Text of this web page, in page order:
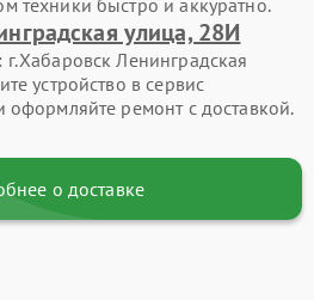
техники быстро и аккуратно.
улица, 28И
Ленинградская
устройство в сервис
оформляйте ремонт с доставкой.
о доставке